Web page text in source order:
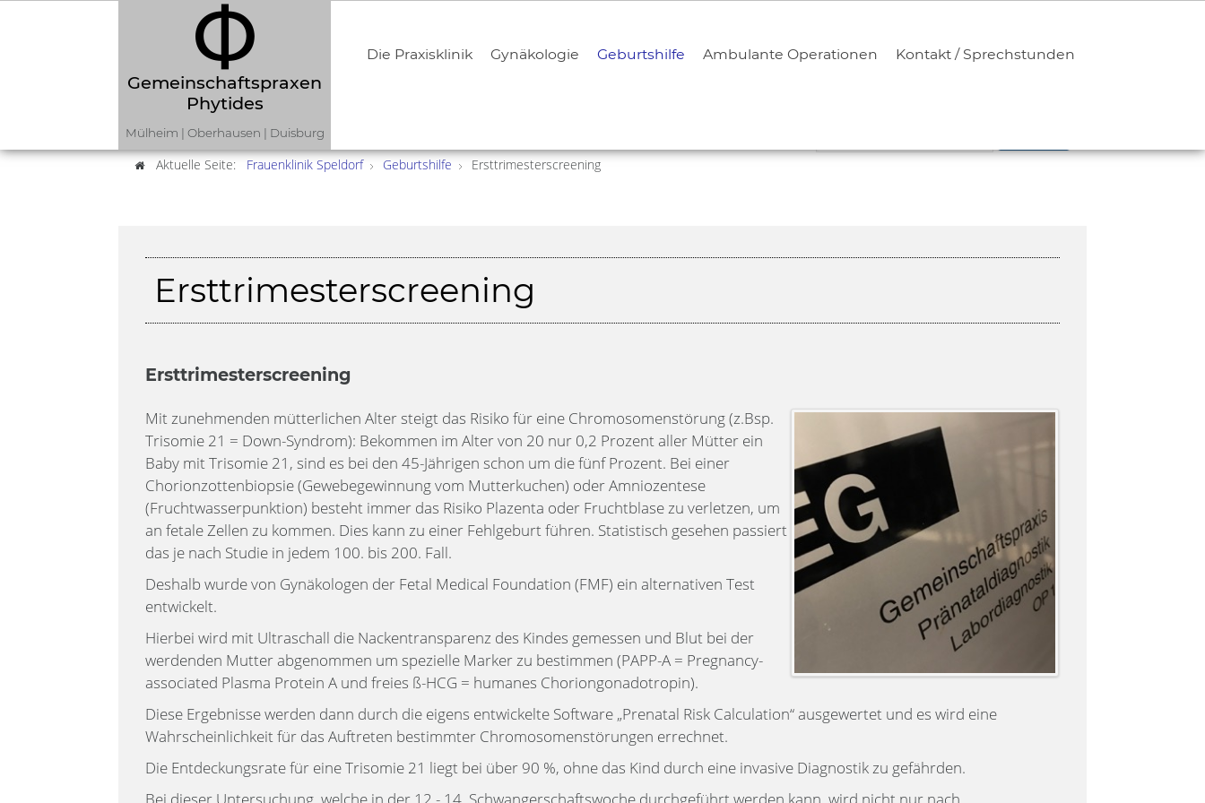
Gemeinschaftspraxen
Phytides
Mülheim | Oberhausen | Duisburg
Die Praxisklinik Gynäkologie Geburtshilfe Ambulante Operationen Kontakt / Sprechstunden
Aktuelle Seite: Frauenklinik Speldorf Geburtshilfe Ersttrimesterscreening
Ersttrimesterscreening
Ersttrimesterscreening
Mit zunehmenden mütterlichen Alter steigt das Risiko für eine Chromosomenstörung (z.Bsp.
Trisomie 21 = Down-Syndrom): Bekommen im Alter von 20 nur 0,2 Prozent aller Mütter ein
Baby mit Trisomie 21, sind es bei den 45-Jährigen schon um die fünf Prozent. Bei einer
Chorionzottenbiopsie (Gewebegewinnung vom Mutterkuchen) oder Amniozentese
(Fruchtwasserpunktion) besteht immer das Risiko Plazenta oder Fruchtblase zu verletzen, um
an fetale Zellen zu kommen. Dies kann zu einer Fehlgeburt führen. Statistisch gesehen passiert
das je nach Studie in jedem 100. bis 200. Fall.
Deshalb wurde von Gynäkologen der Fetal Medical Foundation (FMF) ein alternativen Test
entwickelt.
Hierbei wird mit Ultraschall die Nackentransparenz des Kindes gemessen und Blut bei der
werdenden Mutter abgenommen um spezielle Marker zu bestimmen (PAPP-A = Pregnancy-
associated Plasma Protein A und freies ß-HCG = humanes Choriongonadotropin).
Diese Ergebnisse werden dann durch die eigens entwickelte Software „Prenatal Risk Calculation“ ausgewertet und es wird eine
Wahrscheinlichkeit für das Auftreten bestimmter Chromosomenstörungen errechnet.
Die Entdeckungsrate für eine Trisomie 21 liegt bei über 90 %, ohne das Kind durch eine invasive Diagnostik zu gefährden.